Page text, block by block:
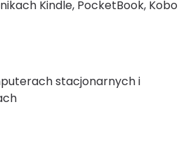
Kindle, PocketBook, Kobo
stacjonarnych i